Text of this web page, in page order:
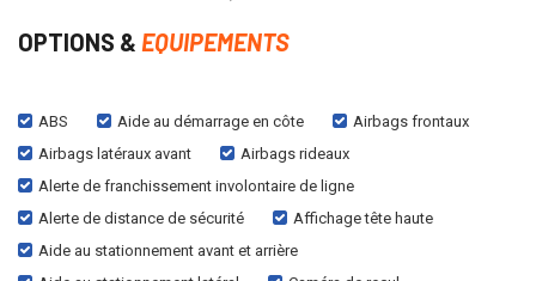
OPTIONS & EQUIPEMENTS
ABS Aide au démarrage en côte
Airbags frontaux
Airbags latéraux avant
Airbags rideaux
Alerte de franchissement involontaire de ligne
Alerte de distance de sécurité
Affichage tête haute
Aide au stationnement avant et arrière